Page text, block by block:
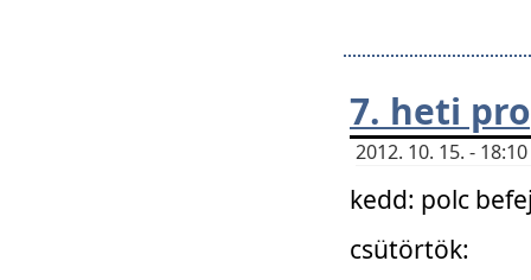
7. heti
2012. 10. 15. -
kedd: polc
csütörtök: